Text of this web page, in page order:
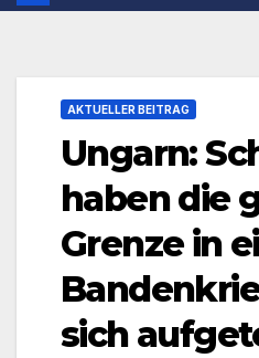
AKTUELLER BEITRAG
Ungarn:
haben die
Grenze in
sich